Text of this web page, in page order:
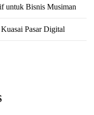
untuk Bisnis Musiman
Pasar Digital